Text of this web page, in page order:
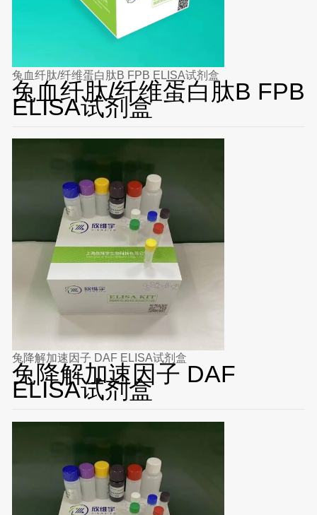
兔血纤肽/纤维蛋白肽B FPB ELISA试剂盒
兔血纤肽/纤维蛋白肽B FPB
ELISA试剂盒
兔降解加速因子 DAF ELISA试剂盒
兔降解加速因子 DAF
ELISA试剂盒